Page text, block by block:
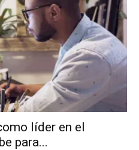
líder en el
para...